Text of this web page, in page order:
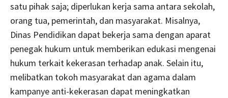
satu pihak saja; diperlukan kerja sama antara sekolah,
orang tua, pemerintah, dan masyarakat. Misalnya,
Dinas Pendidikan dapat bekerja sama dengan aparat
penegak hukum untuk memberikan edukasi mengenai
hukum terkait kekerasan terhadap anak. Selain itu,
melibatkan tokoh masyarakat dan agama dalam
kampanye anti-kekerasan dapat meningkatkan